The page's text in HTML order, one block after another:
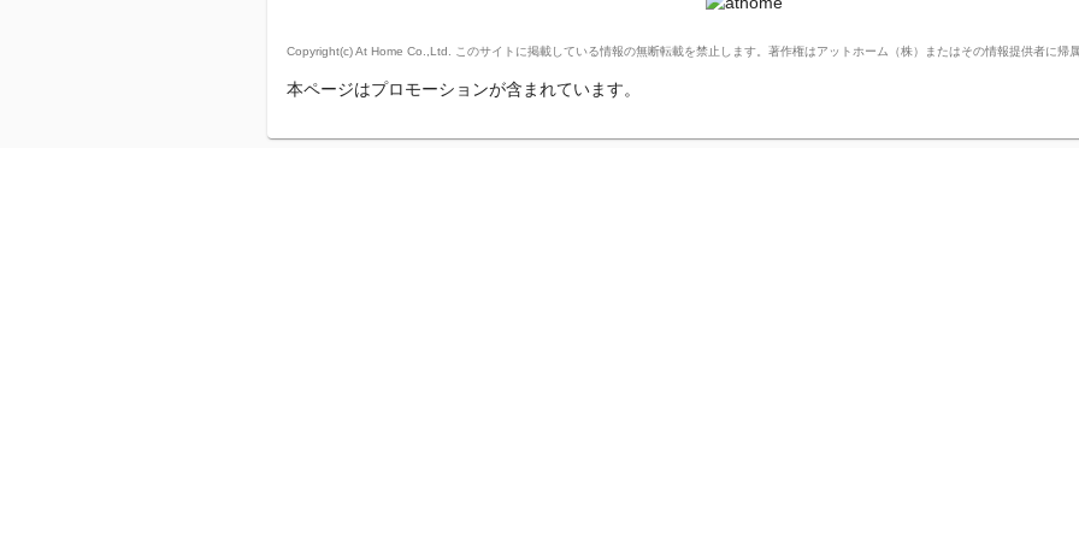
Copyright(c) At Home Co.,Ltd. このサイトに掲載している情報の無断転載を禁止します。著作権はアットホーム（株）またはその情報提供者に帰属
本ページはプロモーションが含まれています。